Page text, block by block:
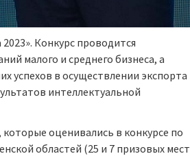
Конкурс проводится
малого и среднего бизнеса, а
успехов в осуществлении экспорта
интеллектуальной
оценивались в конкурсе по
областей (25 и 7 призовых мест